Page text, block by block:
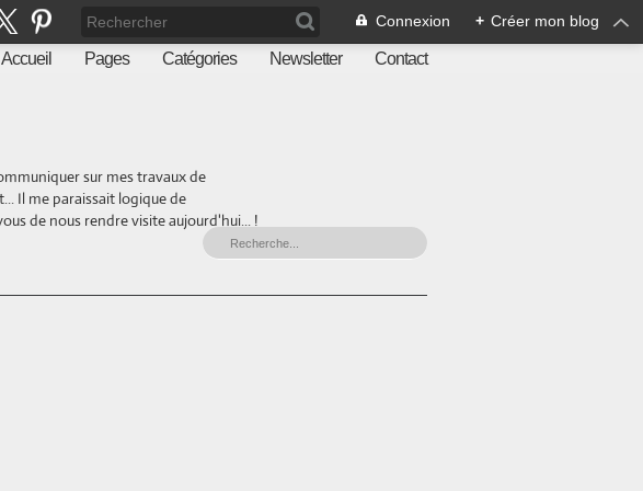
Connexion + Créer mon blog
Accueil Pages Catégories Newsletter Contact
sur mes travaux de
Il me paraissait logique de
de nous rendre visite aujourd'hui... !